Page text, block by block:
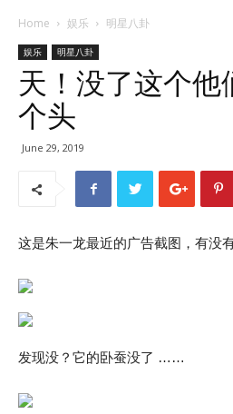
Home 娱乐 明星八卦
娱乐 明星八卦
天！没了这个他
个头
June 29, 2019
这是朱一龙最近的广告截图，有没
发现没？它的卧蚕没了 ……